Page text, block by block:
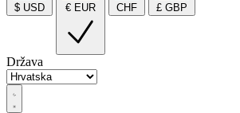
$ USD € EUR CHF £ GBP
Država